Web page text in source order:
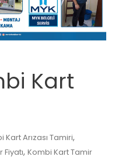
Kart
Kart Arızası Tamiri,
, Kombi Kart Tamir